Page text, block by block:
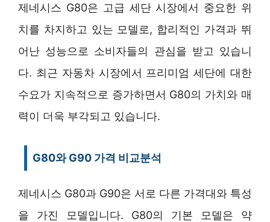
제네시스 G80은 고급 세단 시장에서 중요한 위
치를 차지하고 있는 모델로, 합리적인 가격과 뛰
어난 성능으로 소비자들의 관심을 받고 있습니
다. 최근 자동차 시장에서 프리미엄 세단에 대한
수요가 지속적으로 증가하면서 G80의 가치와 매
력이 더욱 부각되고 있습니다.
G80와 G90 가격 비교분석
제네시스 G80과 G90은 서로 다른 가격대와 특성
을 가진 모델입니다. G80의 기본 모델은 약